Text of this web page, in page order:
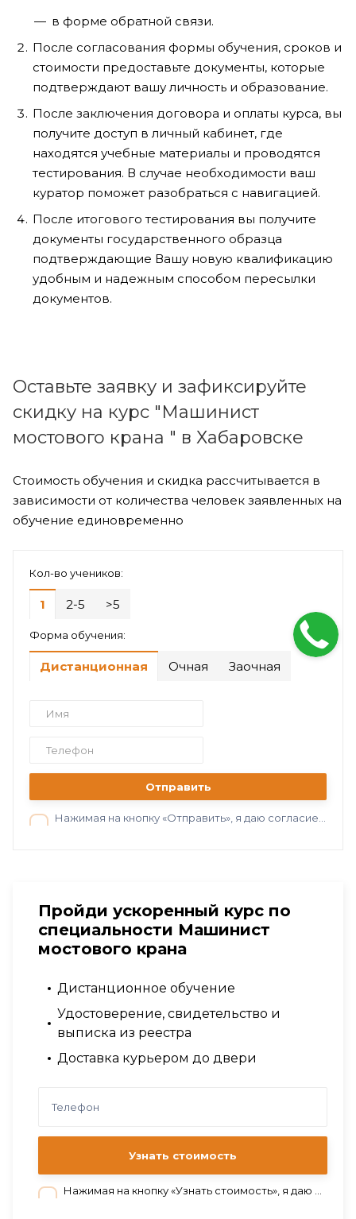
в форме обратной связи.
После согласования формы обучения, сроков и
стоимости предоставьте документы, которые
подтверждают вашу личность и образование.
После заключения договора и оплаты курса, вы
получите доступ в личный кабинет, где
находятся учебные материалы и проводятся
тестирования. В случае необходимости ваш
куратор поможет разобраться с навигацией.
После итогового тестирования вы получите
документы государственного образца
подтверждающие Вашу новую квалификацию
удобным и надежным способом пересылки
документов.
Оставьте заявку и зафиксируйте
скидку на курс "Машинист
мостового крана " в Хабаровске
Стоимость обучения и скидка рассчитывается в
зависимости от количества человек заявленных на
обучение единовременно
Кол-во учеников:
1 2-5 >5
Форма обучения:
Дистанционная Очная Заочная
Отправить
Нажимая на кнопку «Отправить», я даю согласие на обработку персональных данных в соответствии с нашей
Пройди ускоренный курс по
специальности Машинист
мостового крана
Дистанционное обучение
Удостоверение, свидетельство и
выписка из реестра
Доставка курьером до двери
Узнать стоимость
Нажимая на кнопку «Узнать стоимость», я даю согласие на обработку персональных данных в соответствии с нашей